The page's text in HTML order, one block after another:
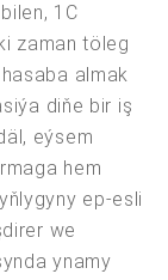
1C
zaman töleg
almak
diňe bir iş
eýsem
hem
ep-esli
we
ynamy